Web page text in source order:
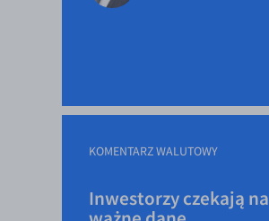
EUR/CZK
EUR/DKK
EUR/SEK
KOMENTARZ WALUTOWY
Inwestorzy czekają na